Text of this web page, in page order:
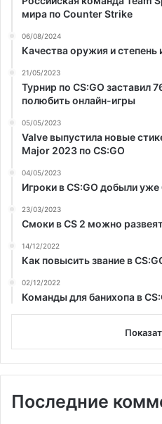
мира по Counter Strike
06/08/2024
Качества оружия и степень
21/05/2023
Турнир по CS:GO заставил
полюбить онлайн-игры
05/05/2023
Valve выпустила новые
Major 2023 по CS:GO
04/05/2023
Игроки в CS:GO добыли
23/03/2023
Смоки в CS 2 можно
14/12/2022
Как повысить звание в
02/12/2022
Команды для банихопа в
Последние